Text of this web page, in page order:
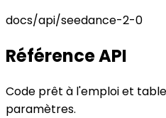
docs/api/seedance-2-0
Référence API
Code prêt à l'emploi et
paramètres.